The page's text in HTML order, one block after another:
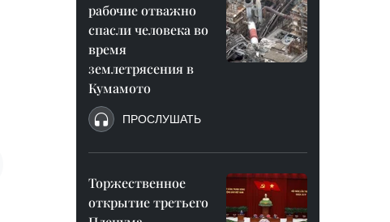
рабочие отважно
спасли человека во
время
землетрясения в
Кумамото
ПРОСЛУШАТЬ
Торжественное
открытие третьего